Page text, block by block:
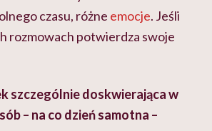
czasu, różne emocje. Jeśli
rozmowach potwierdza swoje
szczególnie doskwierająca w
– na co dzień samotna –